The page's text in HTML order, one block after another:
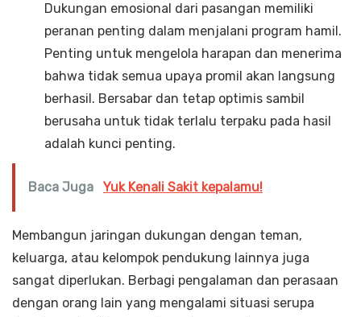
Dukungan emosional dari pasangan memiliki
peranan penting dalam menjalani program hamil.
Penting untuk mengelola harapan dan menerima
bahwa tidak semua upaya promil akan langsung
berhasil. Bersabar dan tetap optimis sambil
berusaha untuk tidak terlalu terpaku pada hasil
adalah kunci penting.
Baca Juga Yuk Kenali Sakit kepalamu!
Membangun jaringan dukungan dengan teman,
keluarga, atau kelompok pendukung lainnya juga
sangat diperlukan. Berbagi pengalaman dan perasaan
dengan orang lain yang mengalami situasi serupa